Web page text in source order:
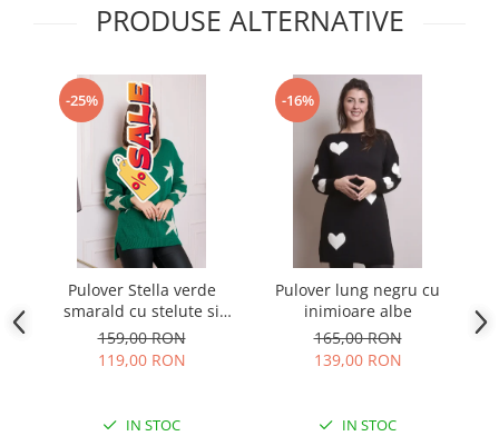
PRODUSE ALTERNATIVE
-25%
Pulover Stella verde
smarald cu stelute si
decolteu in V
159,00 RON
119,00 RON
IN STOC
-16%
Pulover lung negru cu
inimioare albe
165,00 RON
139,00 RON
IN STOC